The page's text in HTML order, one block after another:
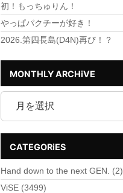
初！もっちゅりん！
やっぱパクチーが好き！
2026.第四長島(D4N)再び！？
MONTHLY ARCHiVE
CATEGORiES
Hand down to the next GEN. (2)
ViSE (3499)